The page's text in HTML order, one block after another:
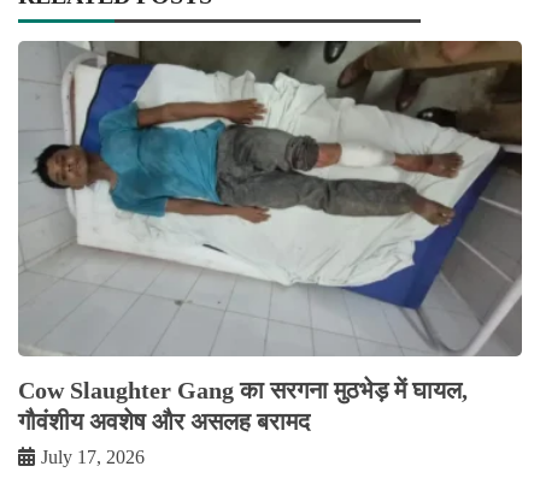
Cow Slaughter Gang का सरगना मुठभेड़ में घायल,
गौवंशीय अवशेष और असलह बरामद
July 17, 2026